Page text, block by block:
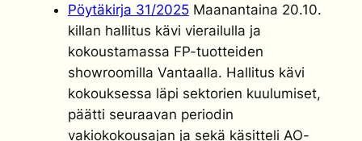
Pöytäkirja 31/2025Maanantaina 20.10.
killan hallitus kävi vierailulla ja
kokoustamassa FP-tuotteiden
showroomilla Vantaalla. Hallitus kävi
kokouksessa läpi sektorien kuulumiset,
päätti seuraavan periodin
vakiokokousajan ja sekä käsitteli AO-